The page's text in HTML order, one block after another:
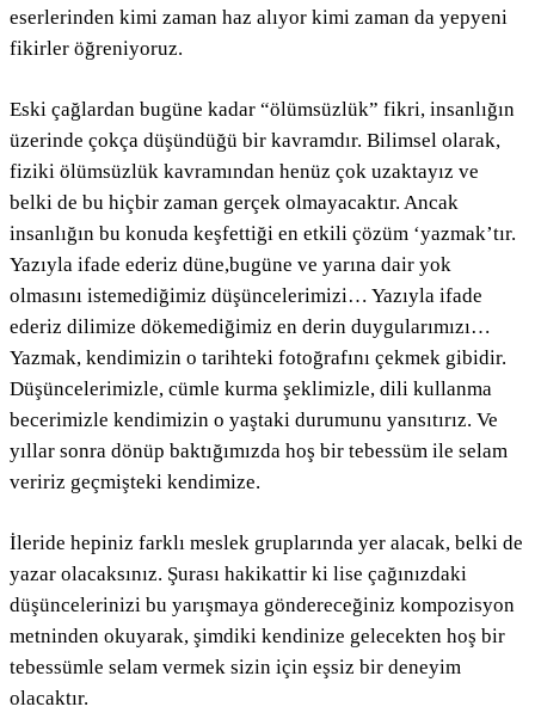
eserlerinden kimi zaman haz alıyor kimi zaman da yepyeni
fikirler öğreniyoruz.
Eski çağlardan bugüne kadar “ölümsüzlük” fikri, insanlığın
üzerinde çokça düşündüğü bir kavramdır. Bilimsel olarak,
fiziki ölümsüzlük kavramından henüz çok uzaktayız ve
belki de bu hiçbir zaman gerçek olmayacaktır. Ancak
insanlığın bu konuda keşfettiği en etkili çözüm ‘yazmak’tır.
Yazıyla ifade ederiz düne,bugüne ve yarına dair yok
olmasını istemediğimiz düşüncelerimizi… Yazıyla ifade
ederiz dilimize dökemediğimiz en derin duygularımızı…
Yazmak, kendimizin o tarihteki fotoğrafını çekmek gibidir.
Düşüncelerimizle, cümle kurma şeklimizle, dili kullanma
becerimizle kendimizin o yaştaki durumunu yansıtırız. Ve
yıllar sonra dönüp baktığımızda hoş bir tebessüm ile selam
veririz geçmişteki kendimize.
İleride hepiniz farklı meslek gruplarında yer alacak, belki de
yazar olacaksınız. Şurası hakikattir ki lise çağınızdaki
düşüncelerinizi bu yarışmaya göndereceğiniz kompozisyon
metninden okuyarak, şimdiki kendinize gelecekten hoş bir
tebessümle selam vermek sizin için eşsiz bir deneyim
olacaktır.